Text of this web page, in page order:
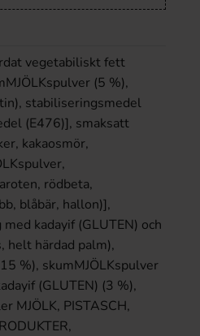
vegetabiliskt fett
(5 %),
stabiliseringsmedel
(E476)], smaksatt
kakaosmör,
rödbeta,
blåbär, hallon)],
kadayif (GLUTEN) och
helt härdad palm),
%), skumMJÖLKspulver
(GLUTEN) (3 %),
MJÖLK, PISTASCH,